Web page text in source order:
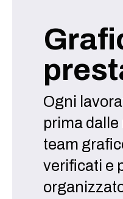
Ogni
prima
team
verificati e